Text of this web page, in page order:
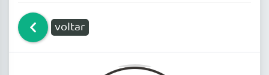
voltar